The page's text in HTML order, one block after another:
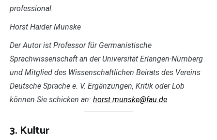
professional.
Horst Haider Munske
Der Autor ist Professor für Germanistische
Sprachwissenschaft an der Universität Erlangen-Nürnberg
und Mitglied des Wissenschaftlichen Beirats des Vereins
Deutsche Sprache e. V. Ergänzungen, Kritik oder Lob
können Sie schicken an: horst.munske@fau.de
3. Kultur